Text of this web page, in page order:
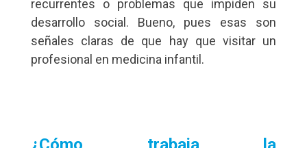
recurrentes o problemas que impiden su
desarrollo social. Bueno, pues esas son
señales claras de que hay que visitar un
profesional en medicina infantil.